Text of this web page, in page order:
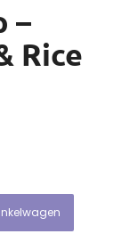
–
Rice